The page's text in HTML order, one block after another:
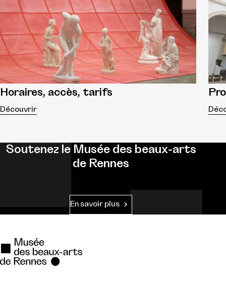
Horaires, accès, tarifs
Découvrir
Soutenez le Musée des beaux-arts
de Rennes
En savoir plus